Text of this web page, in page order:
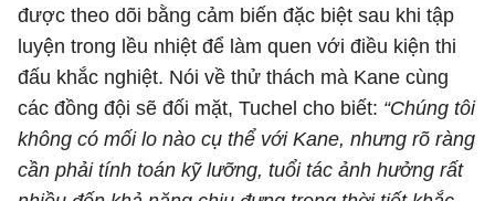
được theo dõi bằng cảm biến đặc biệt sau khi tập
luyện trong lều nhiệt để làm quen với điều kiện thi
đấu khắc nghiệt. Nói về thử thách mà Kane cùng
các đồng đội sẽ đối mặt, Tuchel cho biết: “Chúng tôi
không có mối lo nào cụ thể với Kane, nhưng rõ ràng
cần phải tính toán kỹ lưỡng, tuổi tác ảnh hưởng rất